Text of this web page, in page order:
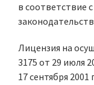
в соответствие
Лицензия на
3175 от 29 июля
17 сентября 2001